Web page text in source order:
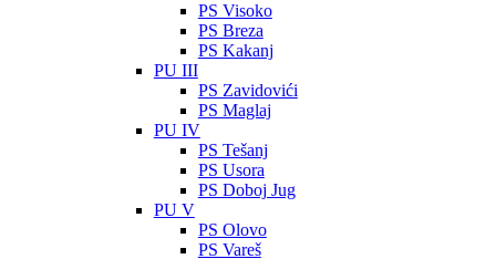
PS Visoko
PS Breza
PS Kakanj
PU III
PS Zavidovići
PS Maglaj
PU IV
PS Tešanj
PS Usora
PS Doboj Jug
PU V
PS Olovo
PS Vareš